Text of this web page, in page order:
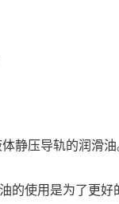
静压导轨的润滑油
使用是为了更好